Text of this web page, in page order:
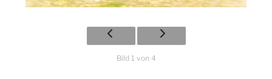
Bild 1 von 4